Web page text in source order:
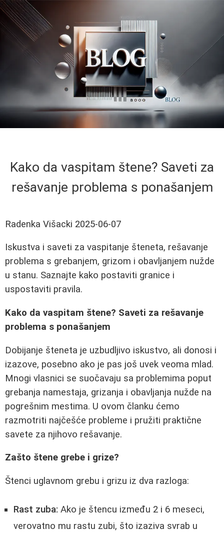
Kako da vaspitam štene? Saveti za
rešavanje problema s ponašanjem
Radenka Višacki 2025-06-07
Iskustva i saveti za vaspitanje šteneta, rešavanje
problema s grebanjem, grizom i obavljanjem nužde
u stanu. Saznajte kako postaviti granice i
uspostaviti pravila.
Kako da vaspitam štene? Saveti za rešavanje
problema s ponašanjem
Dobijanje šteneta je uzbudljivo iskustvo, ali donosi i
izazove, posebno ako je pas još uvek veoma mlad.
Mnogi vlasnici se suočavaju sa problemima poput
grebanja namestaja, grizanja i obavljanja nužde na
pogrešnim mestima. U ovom članku ćemo
razmotriti najčešće probleme i pružiti praktične
savete za njihovo rešavanje.
Zašto štene grebe i grize?
Štenci uglavnom grebu i grizu iz dva razloga:
Rast zuba: Ako je štencu između 2 i 6 meseci,
verovatno mu rastu zubi, što izaziva svrab u